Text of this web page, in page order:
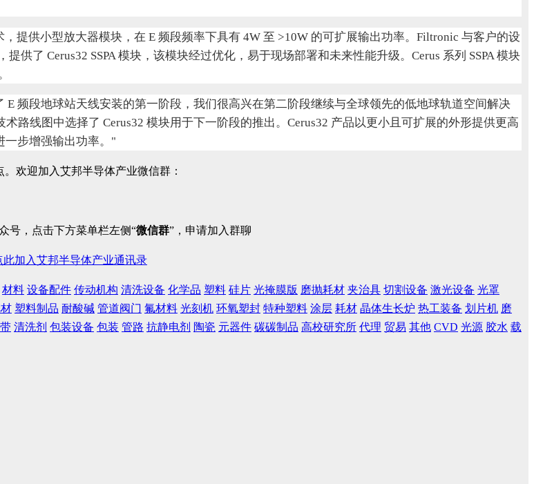
提供小型放大器模块，在 E 频段频率下具有 4W 至 >10W 的可扩展输出功率。Filtronic 与客户的设
供了 Cerus32 SSPA 模块，该模块经过优化，易于现场部署和未来性能升级。Cerus 系列 SSPA 模块
频段地球站天线安装的第一阶段，我们很高兴在第二阶段继续与全球领先的低地球轨道空间解决
路线图中选择了 Cerus32 模块用于下一阶段的推出。Cerus32 产品以更小且可扩展的外形提供更高
一步增强输出功率。"
欢迎加入艾邦半导体产业微信群：
号，点击下方菜单栏左侧“微信群”，申请加入群聊
此加入艾邦半导体产业通讯录
材料 设备配件 传动机构 清洗设备 化学品 塑料 硅片 光掩膜版 磨抛耗材 夹治具 切割设备 激光设备 光罩
塑料制品 耐酸碱 管道阀门 氟材料 光刻机 环氧塑封 特种塑料 涂层 耗材 晶体生长炉 热工装备 划片机 磨
清洗剂 包装设备 包装 管路 抗静电剂 陶瓷 元器件 碳碳制品 高校研究所 代理 贸易 其他 CVD 光源 胶水 载